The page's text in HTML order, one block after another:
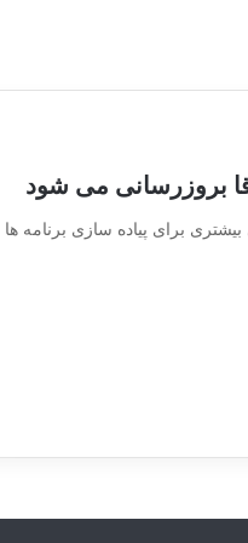
بیشتری برای پیاده سازی برنامه